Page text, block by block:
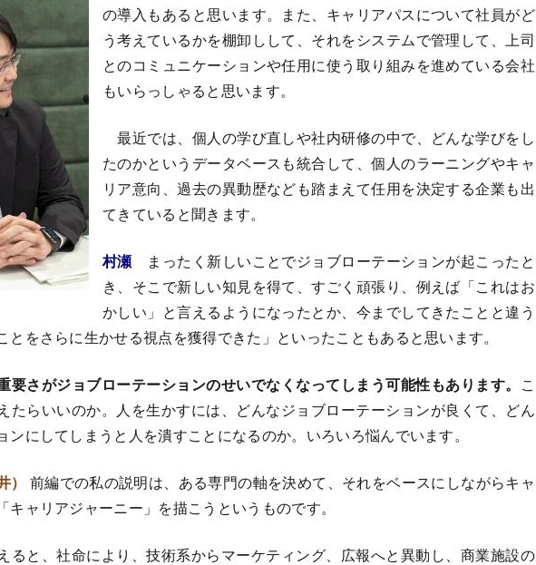
の導入もあると思います。また、キャリアパスについて社員がど
う考えているかを棚卸しして、それをシステムで管理して、上司
とのコミュニケーションや任用に使う取り組みを進めている会社
もいらっしゃると思います。
最近では、個人の学び直しや社内研修の中で、どんな学びをし
たのかというデータベースも統合して、個人のラーニングやキャ
リア意向、過去の異動歴なども踏まえて任用を決定する企業も出
てきていると聞きます。
村瀬
まったく新しいことでジョブローテーションが起こったと
き、そこで新しい知見を得て、すごく頑張り、例えば「これはお
かしい」と言えるようになったとか、今までしてきたことと違う
とをさらに生かせる視点を獲得できた」といったこともあると思います。
要さがジョブローテーションのせいでなくなってしまう可能性もあります。 こ
たらいいのか。人を生かすには、どんなジョブローテーションが良くて、どん
ンにしてしまうと人を潰すことになるのか。いろいろ悩んでいます。
前編での私の説明は、ある専門の軸を決めて、それをベースにしながらキャ
キャリアジャーニー」を描こうというものです。
ると、社命により、技術系からマーケティング、広報へと異動し、商業施設の